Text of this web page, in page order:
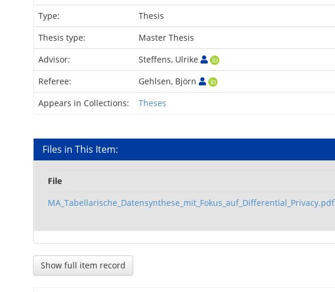
Type:
Thesis
Thesis type:
Master Thesis
Advisor:
Steffens, Ulrike
Referee:
Gehlsen, Björn
Appears in Collections:
Theses
Files in This Item:
File
MA_Tabellarische_Datensynthese_mit_Fokus_auf_Differential_Privacy.pdf
Show full item record